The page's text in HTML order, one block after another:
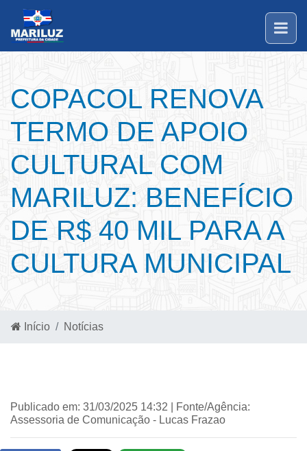
COPACOL RENOVA
TERMO DE APOIO
CULTURAL COM
MARILUZ: BENEFÍCIO
DE R$ 40 MIL PARA A
CULTURA MUNICIPAL
Início Notícias
Publicado em: 31/03/2025 14:32 | Fonte/Agência:
Assessoria de Comunicação - Lucas Frazao